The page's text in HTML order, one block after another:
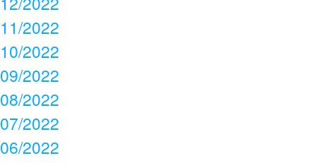
11/2022
10/2022
09/2022
08/2022
07/2022
06/2022